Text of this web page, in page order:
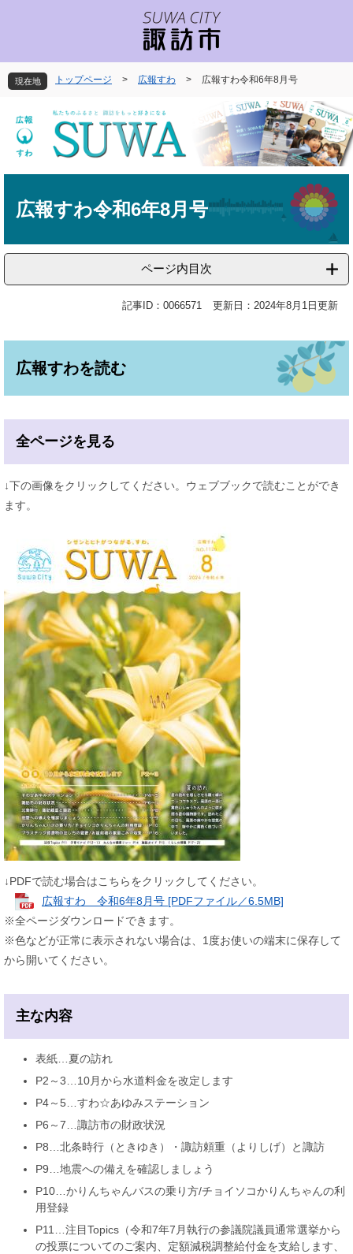
先
頭
を
飛
文
現在地 トップページ > 広報すわ > 広報すわ令和6年8月号
広報すわ令和6年8月号
ページ内目次
記事ID：0066571 更新日：2024年8月1日更新
広報すわを読む
全ページを見る
↓下の画像をクリックしてください。ウェブブックで読むことができ
ます。
↓PDFで読む場合はこちらをクリックしてください。
広報すわ 令和6年8月号 [PDFファイル／6.5MB]
※全ページダウンロードできます。
※色などが正常に表示されない場合は、1度お使いの端末に保存して
から開いてください。
主な内容
表紙…夏の訪れ
P2～3…10月から水道料金を改定します
P4～5…すわ☆あゆみステーション
P6～7…諏訪市の財政状況
P8…北条時行（ときゆき）・諏訪頼重（よりしげ）と諏訪
P9…地震への備えを確認しましょう
P10…かりんちゃんバスの乗り方/チョイソコかりんちゃんの利
用登録
P11…注目Topics（令和7年7月執行の参議院議員通常選挙から
の投票についてのご案内、定額減税調整給付金を支給します、